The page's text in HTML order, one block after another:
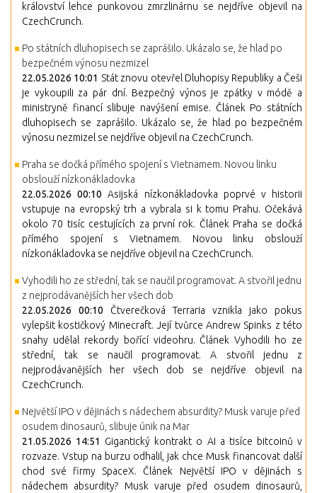
království lehce punkovou zmrzlinárnu se nejdříve objevil na
CzechCrunch.
Po státních dluhopisech se zaprášilo. Ukázalo se, že hlad po
bezpečném výnosu nezmizel
22.05.2026 10:01 Stát znovu otevřel Dluhopisy Republiky a Češi
je vykoupili za pár dní. Bezpečný výnos je zpátky v módě a
ministryně financí slibuje navýšení emise. Článek Po státních
dluhopisech se zaprášilo. Ukázalo se, že hlad po bezpečném
výnosu nezmizel se nejdříve objevil na CzechCrunch.
Praha se dočká přímého spojení s Vietnamem. Novou linku
obslouží nízkonákladovka
22.05.2026 00:10 Asijská nízkonákladovka poprvé v historii
vstupuje na evropský trh a vybrala si k tomu Prahu. Očekává
okolo 70 tisíc cestujících za první rok. Článek Praha se dočká
přímého spojení s Vietnamem. Novou linku obslouží
nízkonákladovka se nejdříve objevil na CzechCrunch.
Vyhodili ho ze střední, tak se naučil programovat. A stvořil jednu
z nejprodávanějších her všech dob
22.05.2026 00:10 Čtverečková Terraria vznikla jako pokus
vylepšit kostičkový Minecraft. Její tvůrce Andrew Spinks z této
snahy udělal rekordy bořící videohru. Článek Vyhodili ho ze
střední, tak se naučil programovat. A stvořil jednu z
nejprodávanějších her všech dob se nejdříve objevil na
CzechCrunch.
Největší IPO v dějinách s nádechem absurdity? Musk varuje před
osudem dinosaurů, slibuje únik na Mar
21.05.2026 14:51 Gigantický kontrakt o AI a tisíce bitcoinů v
rozvaze. Vstup na burzu odhalil, jak chce Musk financovat další
chod své firmy SpaceX. Článek Největší IPO v dějinách s
nádechem absurdity? Musk varuje před osudem dinosaurů,